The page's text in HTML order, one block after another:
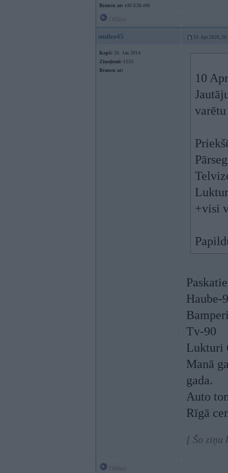
Braucu ar: e30 E36 e90
smilee45 10. Apr 2020,
Kopš: 26. Jan 2014
Ziņojumi: 1153
Braucu ar:
10
+visi
Haube-
Tv-90
Lukturi
Manā
gada.
Auto
Rīgā
[ Šo ziņu